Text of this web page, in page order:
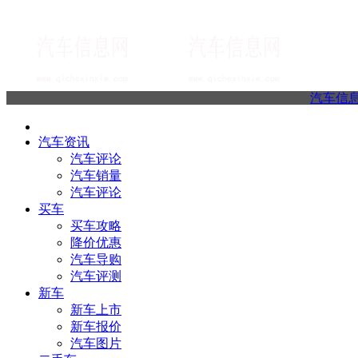
汽车信
汽车资讯
汽车评论
汽车销量
汽车评论
买车
买车攻略
降价优惠
汽车导购
汽车评测
新车
新车上市
新车报价
汽车图片